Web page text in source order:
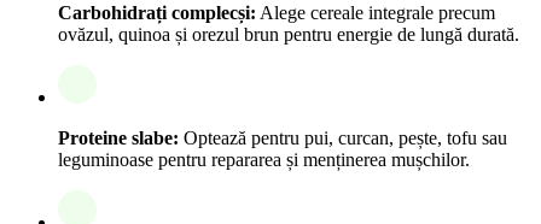
Carbohidrați complecși: Alege cereale integrale precum
ovăzul, quinoa și orezul brun pentru energie de lungă durată.
Proteine slabe: Optează pentru pui, curcan, pește, tofu sau
leguminoase pentru repararea și menținerea mușchilor.